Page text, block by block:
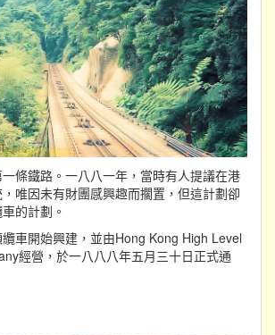
條鐵路。一八八一年，當時有人提議在港
唯因未有財團感興趣而擱置，但這計劃卻
的計劃。
車開始興建，並由Hong Kong High Level
經營，於一八八八年五月三十日正式通